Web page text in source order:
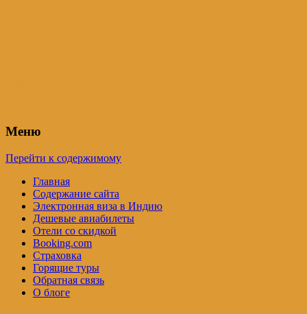
Меню
Перейти к содержимому
Главная
Содержание сайта
Электронная виза в Индию
Дешевые авиабилеты
Отели со скидкой
Booking.com
Страховка
Горящие туры
Обратная связь
О блоге